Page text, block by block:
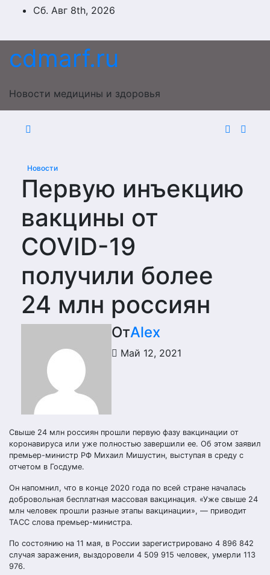
ПерейтиСб. Авг 8th, 2026
cdmarf.ru
Новости медицины и здоровья
Новости
Первую инъекцию
вакцины от
COVID-19
получили более
24 млн россиян
ОтAlex
Май 12, 2021
Свыше 24 млн россиян прошли первую фазу вакцинации от
коронавируса или уже полностью завершили ее. Об этом заявил
премьер-министр РФ Михаил Мишустин, выступая в среду с
отчетом в Госдуме.
Он напомнил, что в конце 2020 года по всей стране началась
добровольная бесплатная массовая вакцинация. «Уже свыше 24
млн человек прошли разные этапы вакцинации», — приводит
ТАСС слова премьер-министра.
По состоянию на 11 мая, в России зарегистрировано 4 896 842
случая заражения, выздоровели 4 509 915 человек, умерли 113
976.